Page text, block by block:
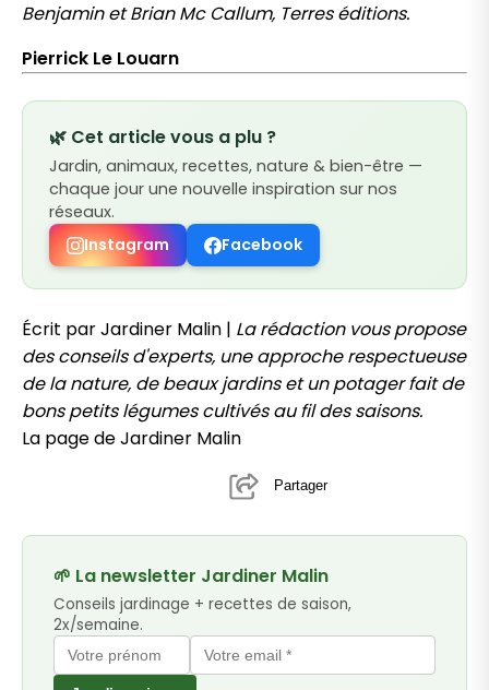
Benjamin et Brian Mc Callum, Terres éditions.
Pierrick Le Louarn
🌿 Cet article vous a plu ?
Jardin, animaux, recettes, nature & bien-être —
chaque jour une nouvelle inspiration sur nos
réseaux.
Instagram
Facebook
Écrit par Jardiner Malin | La rédaction vous propose
des conseils d'experts, une approche respectueuse
de la nature, de beaux jardins et un potager fait de
bons petits légumes cultivés au fil des saisons.
La page de Jardiner Malin
Partager
🌱 La newsletter Jardiner Malin
Conseils jardinage + recettes de saison,
2x/semaine.